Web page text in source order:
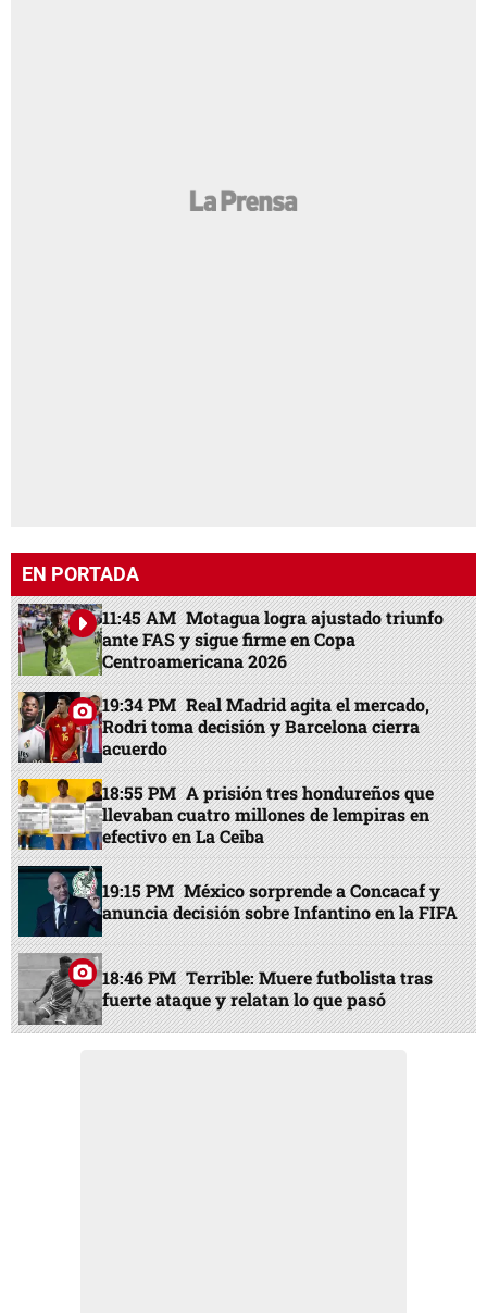
EN PORTADA
11:45 AM Motagua logra ajustado triunfo
ante FAS y sigue firme en Copa
Centroamericana 2026
19:34 PM Real Madrid agita el mercado,
Rodri toma decisión y Barcelona cierra
acuerdo
18:55 PM A prisión tres hondureños que
llevaban cuatro millones de lempiras en
efectivo en La Ceiba
19:15 PM México sorprende a Concacaf y
anuncia decisión sobre Infantino en la FIFA
18:46 PM Terrible: Muere futbolista tras
fuerte ataque y relatan lo que pasó